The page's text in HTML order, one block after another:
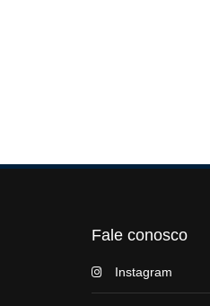
Fale conosco
Instagram